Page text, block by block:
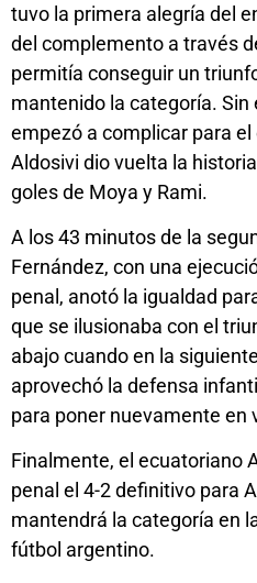
tuvo la primera alegría del
del complemento a través
permitía conseguir un
mantenido la categoría. Sin
empezó a complicar para
Aldosivi dio vuelta la
goles de Moya y Rami.
A los 43 minutos de la
Fernández, con una
penal, anotó la igualdad
que se ilusionaba con el
abajo cuando en la
aprovechó la defensa
para poner nuevamente en
Finalmente, el ecuatoriano
penal el 4-2 definitivo para
mantendrá la categoría en
fútbol argentino.